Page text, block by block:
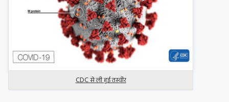
CDC से ली हुई तस्वीर